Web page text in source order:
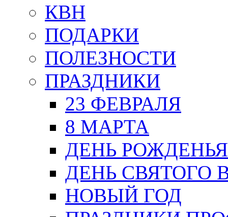
КВН
ПОДАРКИ
ПОЛЕЗНОСТИ
ПРАЗДНИКИ
23 ФЕВРАЛЯ
8 МАРТА
ДЕНЬ РОЖДЕНЬЯ
ДЕНЬ СВЯТОГО
НОВЫЙ ГОД